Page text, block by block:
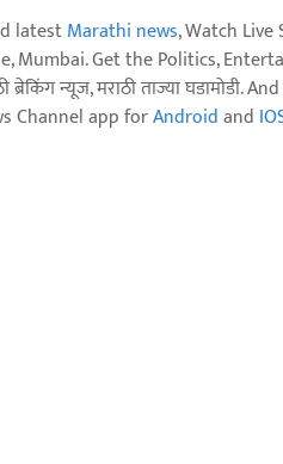
latestMarathi news, Watch
Mumbai. Get the Politics,
ब्रेकिंग न्यूज, मराठी ताज्या
Channel app forAndroidand